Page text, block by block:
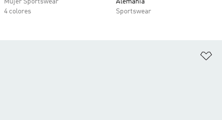
Mujer Sportswear
4 colores
Alemania
Sportswear